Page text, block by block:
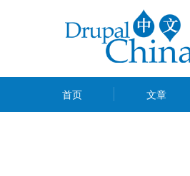
内
MENU
首页 文章